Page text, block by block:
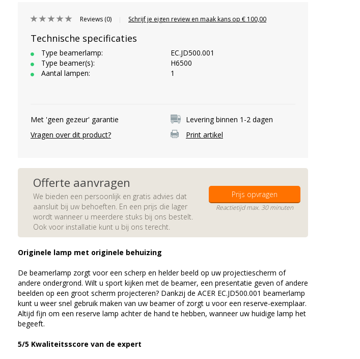
Reviews (0) Schrijf je eigen review en maak kans op € 100,00
Technische specificaties
Type beamerlamp:
EC.JD500.001
Type beamer(s):
H6500
Aantal lampen:
1
Met 'geen gezeur' garantie
Levering binnen 1-2 dagen
Vragen over dit product?
Print artikel
Offerte aanvragen
We bieden een persoonlijk en gratis advies dat
aansluit bij uw behoeften. En een prijs die lager
wordt wanneer u meerdere stuks bij ons bestelt.
Ook voor installatie kunt u bij ons terecht.
Prijs opvragen
Reactietijd max. 30 minuten
Originele lamp met originele behuizing
De beamerlamp zorgt voor een scherp en helder beeld op uw projectiescherm of
andere ondergrond. Wilt u sport kijken met de beamer, een presentatie geven of andere
beelden op een groot scherm projecteren? Dankzij de ACER EC.JD500.001 beamerlamp
kunt u weer snel gebruik maken van uw beamer of zorgt u voor een reserve-exemplaar.
Altijd fijn om een reserve lamp achter de hand te hebben, wanneer uw huidige lamp het
begeeft.
5/5 Kwaliteitsscore van de expert